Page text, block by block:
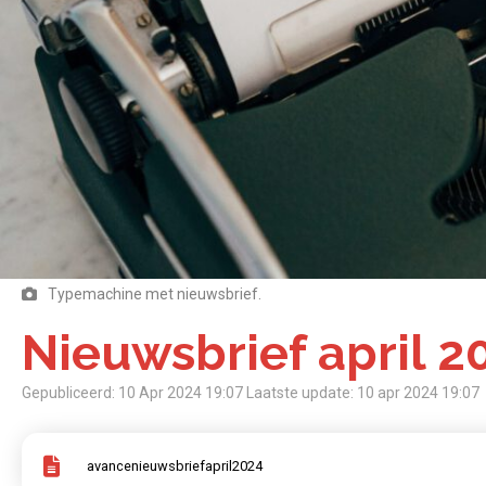
Typemachine met nieuwsbrief.
Nieuwsbrief april
Gepubliceerd: 10 Apr 2024 19:07 Laatste update: 10 apr 2024 19:07
avancenieuwsbriefapril2024